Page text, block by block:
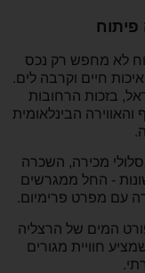
פיתוח
לא מחפש רק נכס
חיים וקרבה לים.
בזכות הרחובות
הבינלאומית
מכירה, השכרה
- החל ממגרשים
עם מפרט פרימיום.
המים של הרצליה
חוויית מגורים